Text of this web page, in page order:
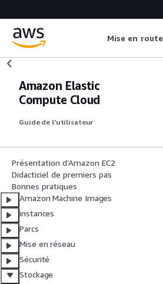
Mise en route
Amazon Elastic
Compute Cloud
Guide de l’utilisateur
Présentation d’Amazon EC2
Didacticiel de premiers pas
Bonnes pratiques
Amazon Machine Images
instances
Parcs
Mise en réseau
Sécurité
Stockage